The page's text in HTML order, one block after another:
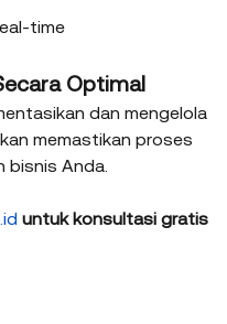
time
Optimal
dan mengelola
memastikan proses
bisnis Anda.
untuk konsultasi gratis